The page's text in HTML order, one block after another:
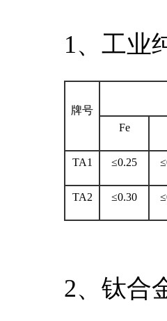
1、工业
牌号
Fe
TA1 ≤0.25
TA2 ≤0.30
2、钛合